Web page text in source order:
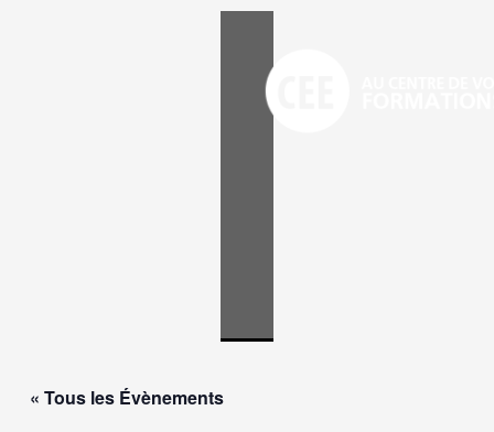
« Tous les Évènements